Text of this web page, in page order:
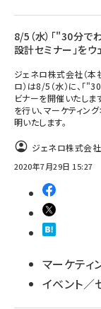
8/5（水）「"30分
設計セミナー」をウ
ジェネロ株式会社（
ロ）は8/5（水）に、「
ビナーを開催いたし
を行い、マーケティン
明いたします。
ジェネロ株式会社
2020年7月29日 15:27
マーケティ
イベント／